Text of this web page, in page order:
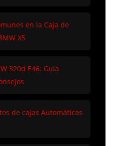
en la Caja de
X5
320d E46: Guía
de cajas Automáticas